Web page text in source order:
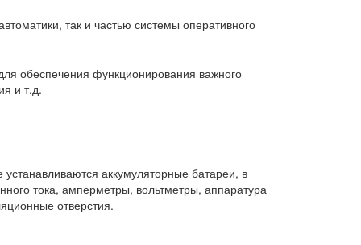
так и частью системы оперативного
обеспечения функционирования важного
и т.д.
аккумуляторные батареи, в
тока, амперметры, вольтметры, аппаратура
отверстия.